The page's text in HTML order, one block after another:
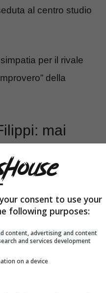
al centro studio
per il rivale
della
mai
consent to use your
following purposes:
content, advertising and content
and services development
on a device